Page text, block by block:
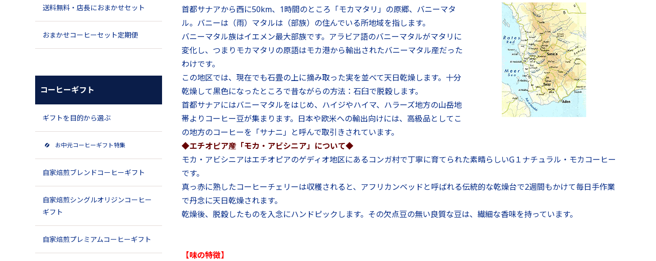
首都サナアから西に50km、1時間のところ「モカマタリ」の原郷、バニーマタ
ル。バニーは（雨）マタルは（部族）の住んでいる所地域を指します。
バニーマタル族はイエメン最大部族です。アラビア語のバニーマタルがマタリに
変化し、つまりモカマタリの原語はモカ港から輸出されたバニーマタル産だった
わけです。
この地区では、現在でも石畳の上に摘み取った実を並べて天日乾燥します。十分
乾燥して黒色になったところで昔ながらの方法：石臼で脱穀します。
首都サナアにはバニーマタルをはじめ、ハイジやハイマ、ハラーズ地方の山岳地
帯よりコーヒー豆が集まります。日本や欧米への輸出向けには、高級品としてこ
の地方のコーヒーを「サナニ」と呼んで取引きされています。
◆エチオピア産「モカ・アビシニア」について◆
モカ・アビシニアはエチオピアのゲディオ地区にあるコンガ村で丁寧に育てられた素晴らしいG１ナチュラル・モカコーヒー
です。
真っ赤に熟したコーヒーチェリーは収穫されると、アフリカンベッドと呼ばれる伝統的な乾燥台で2週間もかけて毎日手作業
で丹念に天日乾燥されます。
乾燥後、脱穀したものを入念にハンドピックします。その欠点豆の無い良質な豆は、繊細な香味を持っています。
【味の特徴】
送料無料・店長におまかせセット
おまかせコーヒーセット定期便
コーヒーギフト
ギフトを目的から選ぶ
お中元コーヒーギフト特集
自家焙煎ブレンドコーヒーギフト
自家焙煎シングルオリジンコーヒー
ギフト
自家焙煎プレミアムコーヒーギフト